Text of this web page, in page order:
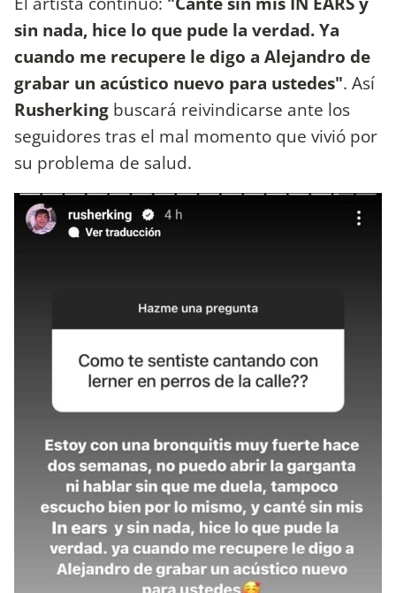
sin nada, hice lo que pude la verdad. Ya
cuando me recupere le digo a Alejandro de
grabar un acústico nuevo para ustedes". Así
Rusherking buscará reivindicarse ante los
seguidores tras el mal momento que vivió por
su problema de salud.